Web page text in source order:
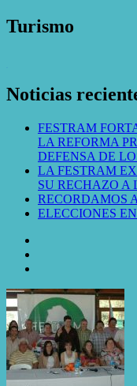
Turismo
Noticias
FESTRAM
LA REFORMA
DEFENSA DE
LA FESTRAM
SU RECHAZO A
RECORDAMOS
ELECCIONES